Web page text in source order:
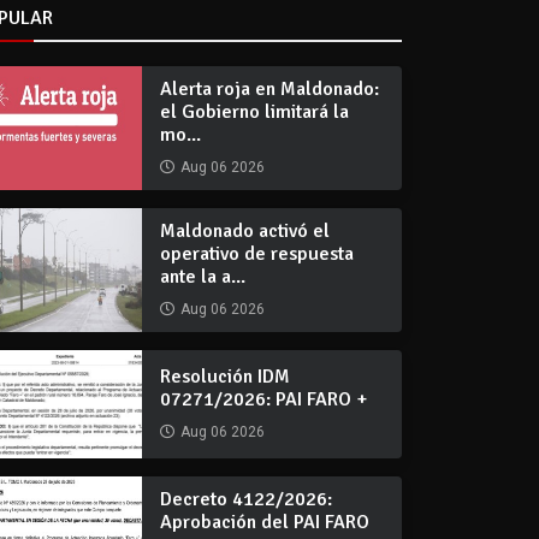
Alerta roja en Maldonado:
el Gobierno limitará la
mo...
Aug 06 2026
Maldonado activó el
operativo de respuesta
ante la a...
Aug 06 2026
Resolución IDM
07271/2026: PAI FARO +
Aug 06 2026
Decreto 4122/2026:
Aprobación del PAI FARO